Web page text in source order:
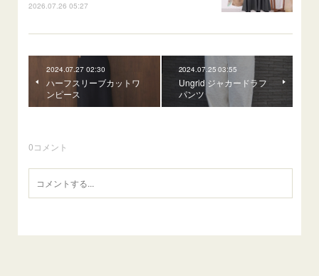
2026.07.26 05:27
2024.07.27 02:30
ハーフスリーブカットワ
ンピース
2024.07.25 03:55
Ungrid ジャカードラフ
パンツ
0コメント